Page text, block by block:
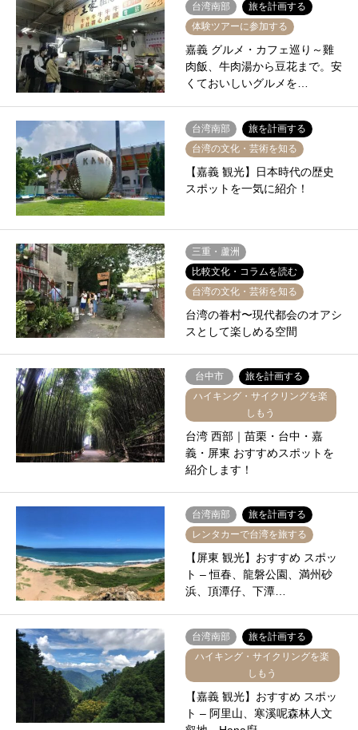
台湾南部
旅を計画する
体験ツアーに参加する
嘉義 グルメ・カフェ巡り～雞
肉飯、牛肉湯から豆花まで。安
くておいしいグルメを…
台湾南部
旅を計画する
台湾の文化・芸術を知る
【嘉義 観光】日本時代の歴史
スポットを一気に紹介！
三重・蘆洲
比較文化・コラムを読む
台湾の文化・芸術を知る
台湾の眷村〜現代都会のオアシ
スとして楽しめる空間
台中市
旅を計画する
ハイキング・サイクリングを楽
しもう
台湾 西部｜苗栗・台中・嘉
義・屏東 おすすめスポットを
紹介します！
台湾南部
旅を計画する
レンタカーで台湾を旅する
【屏東 観光】おすすめ スポッ
ト – 恒春、龍磐公園、満州砂
浜、頂潭仔、下潭…
台湾南部
旅を計画する
ハイキング・サイクリングを楽
しもう
【嘉義 観光】おすすめ スポッ
ト – 阿里山、寒溪呢森林人文